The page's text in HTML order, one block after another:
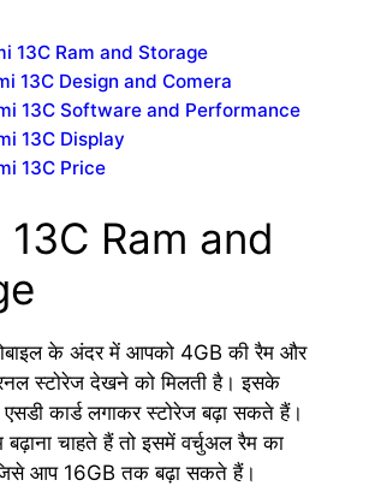
13C Ram and Storage
13C Design and Comera
13C Software and Performance
13C Display
13C Price
13C Ram and
के अंदर में आपको 4GB की रैम और
स्टोरेज देखने को मिलती है। इसके
कार्ड लगाकर स्टोरेज बढ़ा सकते हैं।
चाहते हैं तो इसमें वर्चुअल रैम का
जिसे आप 16GB तक बढ़ा सकते हैं।